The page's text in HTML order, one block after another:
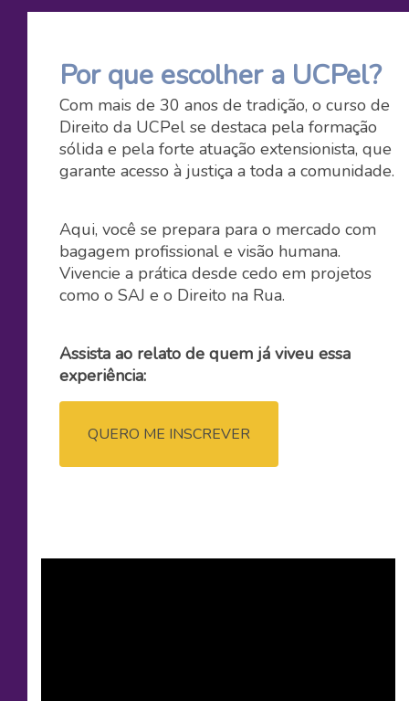
Por que escolher a UCPel?
Com mais de 30 anos de tradição, o curso de
Direito da UCPel se destaca pela formação
sólida e pela forte atuação extensionista, que
garante acesso à justiça a toda a comunidade.
Aqui, você se prepara para o mercado com
bagagem profissional e visão humana.
Vivencie a prática desde cedo em projetos
como o SAJ e o Direito na Rua.
Assista ao relato de quem já viveu essa
experiência:
QUERO ME INSCREVER